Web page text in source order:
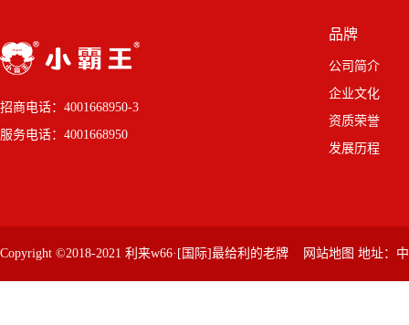
招商电话：4001668950-3
服务电话：4001668950
品牌
公司简介
企业文化
资质荣誉
发展历程
Copyright ©2018-2021 利来w66·[国际]最给利的老牌 网站地图 地址：